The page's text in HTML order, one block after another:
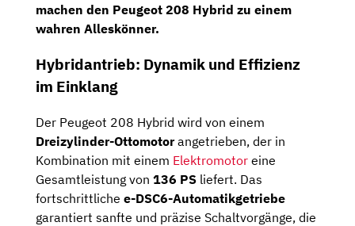
machen den Peugeot 208 Hybrid zu einem
wahren Alleskönner.
Hybridantrieb: Dynamik und Effizienz
im Einklang
Der Peugeot 208 Hybrid wird von einem
Dreizylinder-Ottomotorangetrieben, der in
Kombination mit einem Elektromotor eine
Gesamtleistung von 136 PS liefert. Das
fortschrittliche e-DSC6-Automatikgetriebe
garantiert sanfte und präzise Schaltvorgänge, die